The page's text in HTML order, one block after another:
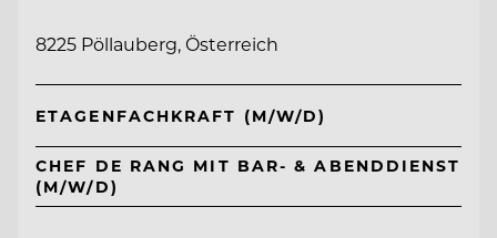
8225 Pöllauberg, Österreich
ETAGENFACHKRAFT (M/W/D)
CHEF DE RANG MIT BAR- & ABENDDIENST
(M/W/D)